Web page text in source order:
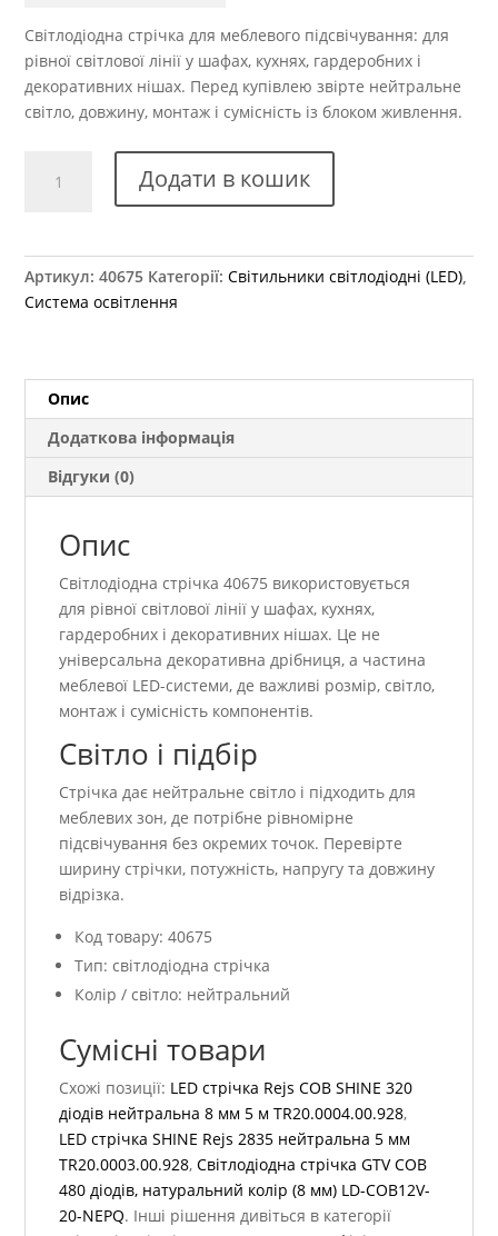
Світлодіодна стрічка для меблевого підсвічування: для
рівної світлової лінії у шафах, кухнях, гардеробних і
декоративних нішах. Перед купівлею звірте нейтральне
світло, довжину, монтаж і сумісність із блоком живлення.
стрічка
діодів,
мм)
LD-
COB12V-
NEN
Додати в кошик
Артикул:40675 Категорії:Світильники світлодіодні (LED),
Система освітлення
Опис
Додаткова інформація
Відгуки (0)
Опис
Світлодіодна стрічка 40675 використовується
для рівної світлової лінії у шафах, кухнях,
гардеробних і декоративних нішах. Це не
універсальна декоративна дрібниця, а частина
меблевої LED-системи, де важливі розмір, світло,
монтаж і сумісність компонентів.
Світло і підбір
Стрічка дає нейтральне світло і підходить для
меблевих зон, де потрібне рівномірне
підсвічування без окремих точок. Перевірте
ширину стрічки, потужність, напругу та довжину
відрізка.
Код товару: 40675
Тип: світлодіодна стрічка
Колір / світло: нейтральний
Сумісні товари
Схожі позиції: LED стрічка Rejs COB SHINE 320
діодів нейтральна 8 мм 5 м TR20.0004.00.928,
LED стрічка SHINE Rejs 2835 нейтральна 5 мм
TR20.0003.00.928,Світлодіодна стрічка GTV COB
480 діодів, натуральний колір (8 мм) LD-COB12V-
20-NEPQ. Інші рішення дивіться в категорії